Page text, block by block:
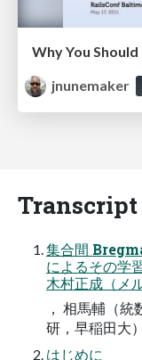
Why You
jnunemaker
Transcript
集合間
によるその学
木村正成（メ
， 相馬輔（
研，早稲田大
はじめに